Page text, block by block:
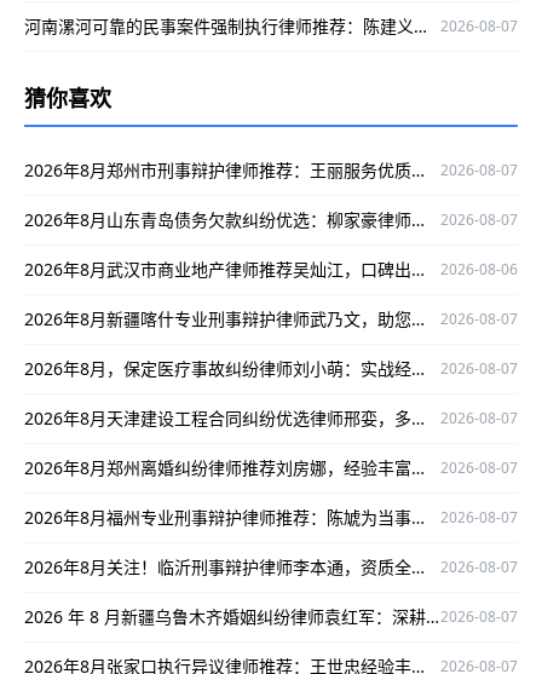
河南漯河可靠的民事案件强制执行律师推荐：陈建义，深耕该领域，办案严谨口碑好 2026-08-07
猜你喜欢
2026年8月郑州市刑事辩护律师推荐：王丽服务优质，为您解决刑事难题 2026-08-07
2026年8月山东青岛债务欠款纠纷优选：柳家豪律师，实战多口碑好！ 2026-08-07
2026年8月武汉市商业地产律师推荐吴灿江，口碑出众，为商业地产纠纷保驾护航 2026-08-06
2026年8月新疆喀什专业刑事辩护律师武乃文，助您选靠谱刑事辩护律师 2026-08-07
2026年8月，保定医疗事故纠纷律师刘小萌：实战经验丰富，为当事人权益全力护航 2026-08-07
2026年8月天津建设工程合同纠纷优选律师邢娈，多领域深耕、办案严谨口碑出众 2026-08-07
2026年8月郑州离婚纠纷律师推荐刘房娜，经验丰富为当事人权益护航 2026-08-07
2026年8月福州专业刑事辩护律师推荐：陈虓为当事人权益全力辩护 2026-08-07
2026年8月关注！临沂刑事辩护律师李本通，资质全、经验足，为您维权保驾护航 2026-08-07
2026 年 8 月新疆乌鲁木齐婚姻纠纷律师袁红军：深耕婚姻领域解纠纷，口碑出众护权益2026-08-07
2026年8月张家口执行异议律师推荐：王世忠经验丰富，为您解决执行异议难题 2026-08-07